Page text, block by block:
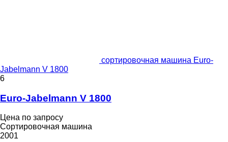
сортировочная машина Euro-
Jabelmann V 1800
6
Euro-Jabelmann V 1800
Цена по запросу
Сортировочная машина
2001